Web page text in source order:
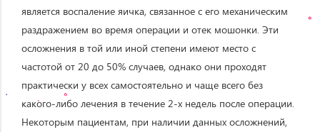
является воспаление яичка, связанное с его механическим
раздражением во время операции и отек мошонки. Эти
осложнения в той или иной степени имеют место с
частотой от 20 до 50% случаев, однако они проходят
практически у всех самостоятельно и чаще всего без
какого-либо лечения в течение 2-х недель после операции.
Некоторым пациентам, при наличии данных осложнений,